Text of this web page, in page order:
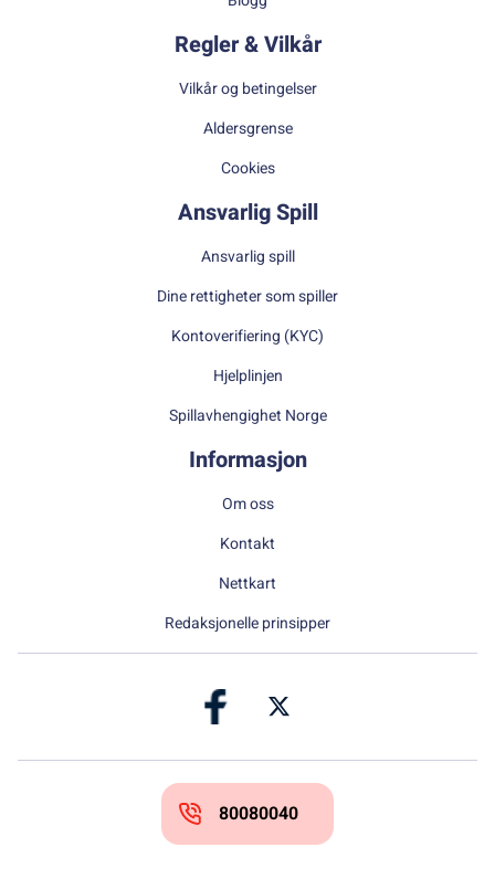
Regler & Vilkår
Vilkår og betingelser
Aldersgrense
Cookies
Ansvarlig Spill
Ansvarlig spill
Dine rettigheter som spiller
Kontoverifiering (KYC)
Hjelplinjen
Spillavhengighet Norge
Informasjon
Om oss
Kontakt
Nettkart
Redaksjonelle prinsipper
80080040